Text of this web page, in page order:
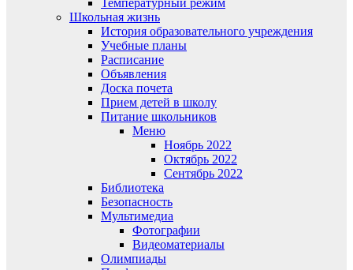
Температурный режим
Школьная жизнь
История образовательного учреждения
Учебные планы
Расписание
Объявления
Доска почета
Прием детей в школу
Питание школьников
Меню
Ноябрь 2022
Октябрь 2022
Сентябрь 2022
Библиотека
Безопасность
Мультимедиа
Фотографии
Видеоматериалы
Олимпиады